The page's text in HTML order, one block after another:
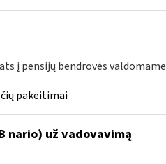
į pensijų bendrovės valdomame
pakeitimai
nario) už vadovavimą